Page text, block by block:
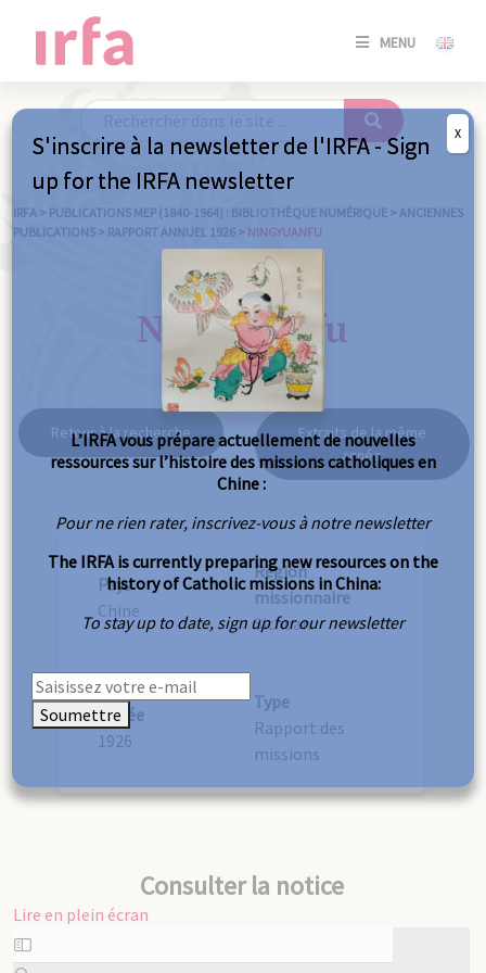
MENU
SE
/
IRFA > PUBLICATIONS MEP (1840-1964) : BIBLIOTHÈQUE NUMÉRIQUE > ANCIENNES
PUBLICATIONS > RAPPORT ANNUEL 1926 > NINGYUANFU
Ningyuanfu
Retour à la recherche
Extraits de la même
année
Pays
Chine
Région
missionnaire
Sichuan
Année
1926
Type
Rapport des
missions
Consulter la notice
Lire en plein écran
Aller
au
S'inscrire à la newsletter de l'IRFA - Sign
up for the IRFA newsletter
L’IRFA vous prépare actuellement de nouvelles
ressources sur l’histoire des missions catholiques en
Chine :
Pour ne rien rater, inscrivez-vous à notre newsletter
The IRFA is currently preparing new resources on the
history of Catholic missions in China:
To stay up to date, sign up for our newsletter
Soumettre
X